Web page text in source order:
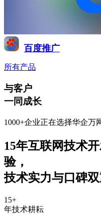
百度推广
所有产品
与客户
一同成长
1000+企业正在选择华企万
15年互联网技术
验，
技术实力与口碑
15+
年技术耕耘